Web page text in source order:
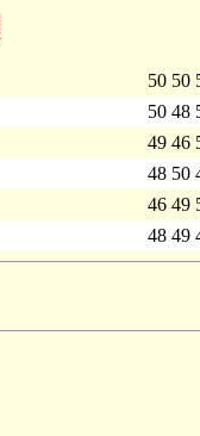
50 50
50 48
49 46
48 50
46 49
48 49